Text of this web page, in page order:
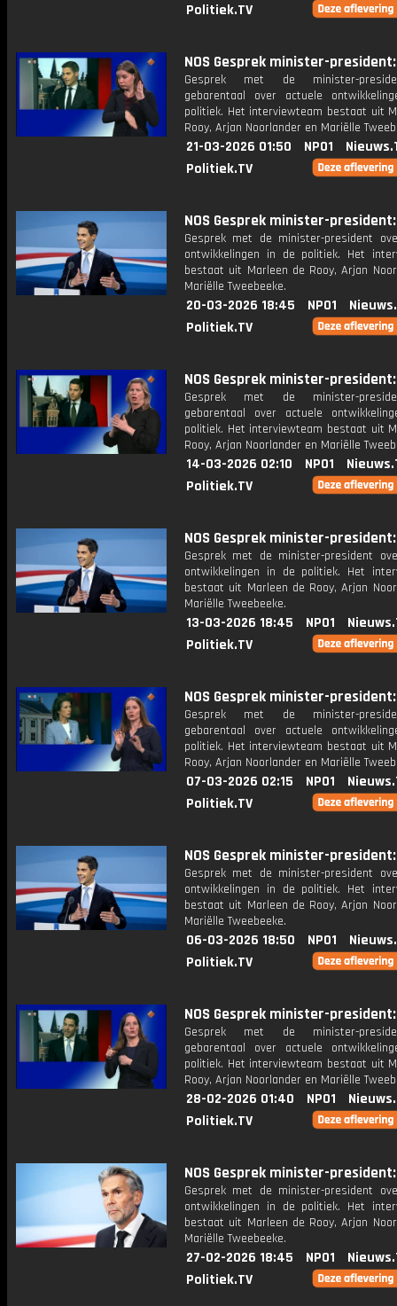
Politiek.TV
NOS Gesprek minister-
Gesprek met de minister-
gebarentaal over actuele
politiek. Het interviewteam bestaat uit
Rooy, Arjan Noorlander en Mariëlle
21-03-2026 01:50 NPO1
Politiek.TV
NOS Gesprek minister-
Gesprek met de minister-president
ontwikkelingen in de politiek. Het
bestaat uit Marleen de Rooy, Arjan
Mariëlle Tweebeeke.
20-03-2026 18:45 NPO1
Politiek.TV
NOS Gesprek minister-
Gesprek met de minister-
gebarentaal over actuele
politiek. Het interviewteam bestaat uit
Rooy, Arjan Noorlander en Mariëlle
14-03-2026 02:10 NPO1
Politiek.TV
NOS Gesprek minister-
Gesprek met de minister-president
ontwikkelingen in de politiek. Het
bestaat uit Marleen de Rooy, Arjan
Mariëlle Tweebeeke.
13-03-2026 18:45 NPO1
Politiek.TV
NOS Gesprek minister-
Gesprek met de minister-
gebarentaal over actuele
politiek. Het interviewteam bestaat uit
Rooy, Arjan Noorlander en Mariëlle
07-03-2026 02:15 NPO1
Politiek.TV
NOS Gesprek minister-
Gesprek met de minister-president
ontwikkelingen in de politiek. Het
bestaat uit Marleen de Rooy, Arjan
Mariëlle Tweebeeke.
06-03-2026 18:50 NPO1
Politiek.TV
NOS Gesprek minister-
Gesprek met de minister-
gebarentaal over actuele
politiek. Het interviewteam bestaat uit
Rooy, Arjan Noorlander en Mariëlle
28-02-2026 01:40 NPO1
Politiek.TV
NOS Gesprek minister-
Gesprek met de minister-president
ontwikkelingen in de politiek. Het
bestaat uit Marleen de Rooy, Arjan
Mariëlle Tweebeeke.
27-02-2026 18:45 NPO1
Politiek.TV